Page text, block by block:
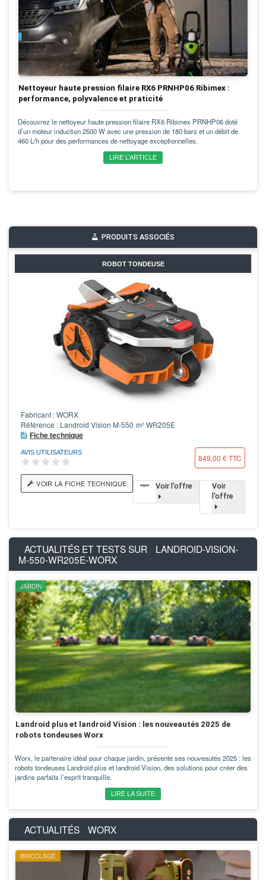
Nettoyeur haute pression filaire RX6 PRNHP06 Ribimex :
performance, polyvalence et praticité
Découvrez le nettoyeur haute pression filaire RX6 Ribimex PRNHP06 doté
d’un moteur induction 2500 W avec une pression de 180 bars et un débit de
460 L/h pour des performances de nettoyage exceptionnelles.
LIRE L’ARTICLE
PRODUITS ASSOCIÉS
ROBOT TONDEUSE
Fabricant : WORX
Référence : Landroid Vision M-550 m² WR205E
Fiche technique
AVIS UTILISATEURS
849,00 € TTC
VOIR LA FICHE TECHNIQUE Voir l'offre
Voir
l'offre
ACTUALITÉS ET TESTS SUR
LANDROID-VISION-
M-550-WR205E-WORX
JARDIN
Landroid plus et landroid Vision : les nouveautés 2025 de
robots tondeuses Worx
Worx, le partenaire idéal pour chaque jardin, présente ses nouveautés 2025 : les
robots tondeuses Landroid plus et landroid Vision, des solutions pour créer des
jardins parfaits l’esprit tranquille.
LIRE LA SUITE
ACTUALITÉS WORX
BRICOLAGE